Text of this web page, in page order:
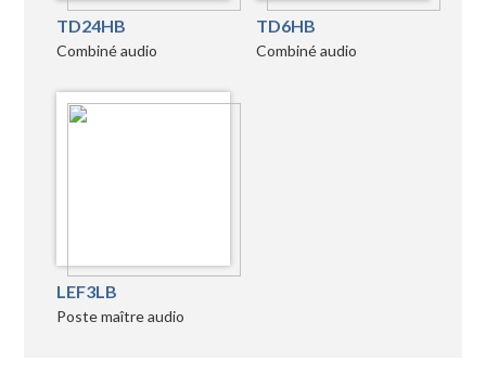
TD24HB
Combiné audio
TD6HB
Combiné audio
LEF3LB
Poste maître audio